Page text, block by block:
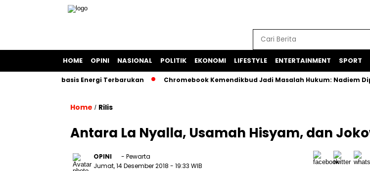
HOME OPINI NASIONAL POLITIK EKONOMI LIFESTYLE ENTERTAINMENT SPORT
Kapal Berbasis Energi Terbarukan Chromebook Kemendikbud Jadi Masalah Hukum: Nadiem
Home / Rilis
Antara La Nyalla, Usamah Hisyam, dan
OPINI
- Pewarta
Jumat, 14 Desember 2018 - 19:33 WIB